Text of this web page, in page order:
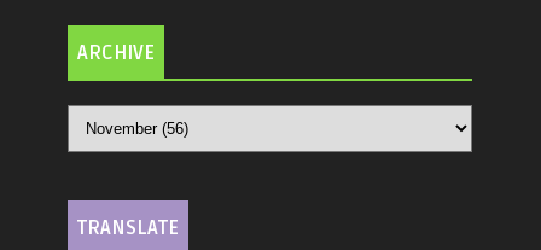
ARCHIVE
TRANSLATE